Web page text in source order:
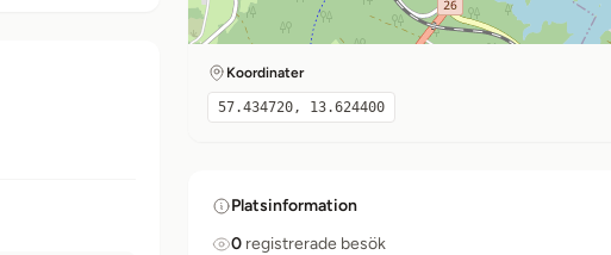
Koordinater
57.434720, 13.624400
Platsinformation
0 registrerade besök